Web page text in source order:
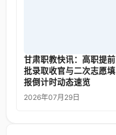
甘肃职教快讯：高职提前
批录取收官与二次志愿填
报倒计时动态速览
2026年07月29日